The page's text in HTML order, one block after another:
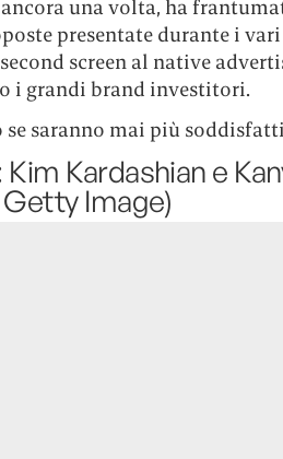
una volta, ha
presentate durante i
screen al native
i grandi brand investitori.
se saranno mai più
Kardashian e
Image)